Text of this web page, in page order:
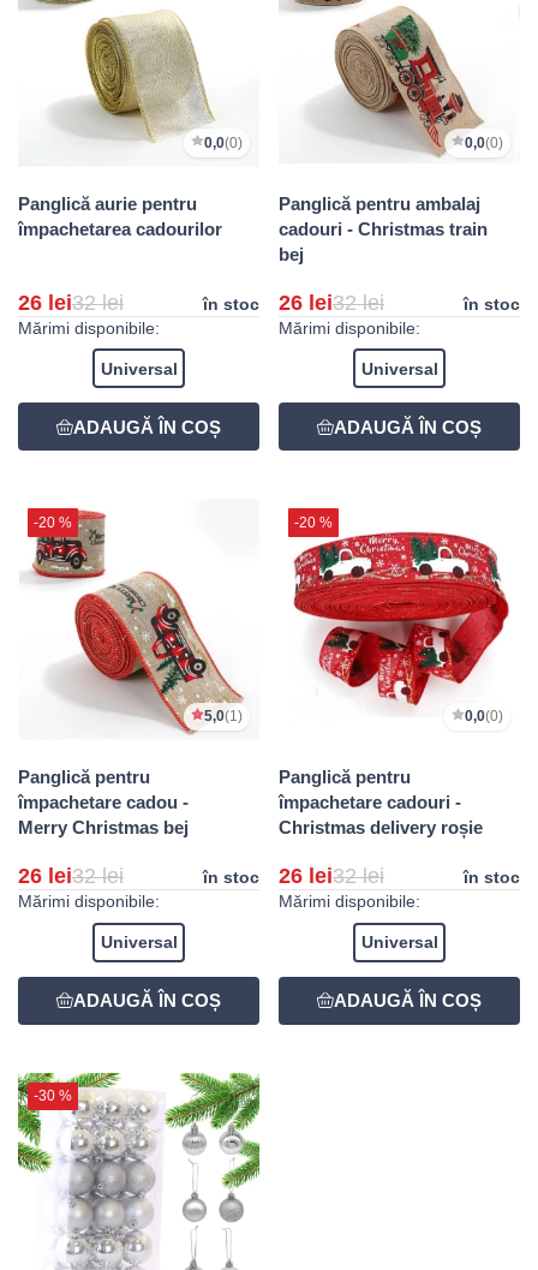
0,0(0)
Panglică aurie pentru
împachetarea cadourilor
26 lei32 lei
în stoc
Mărimi disponibile:
Universal
0,0(0)
Panglică pentru ambalaj
cadouri - Christmas train
bej
26 lei32 lei
în stoc
Mărimi disponibile:
Universal
-20 %
5,0(1)
Panglică pentru
împachetare cadou -
Merry Christmas bej
26 lei32 lei
în stoc
Mărimi disponibile:
Universal
-20 %
0,0(0)
Panglică pentru
împachetare cadouri -
Christmas delivery roșie
26 lei32 lei
în stoc
Mărimi disponibile:
Universal
-30 %